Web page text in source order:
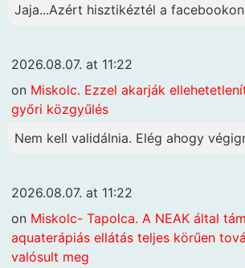
Jaja...Azért hisztikéztél a
2026.08.07. at 11:22
on Miskolc. Ezzel akarják
győri közgyűlés
Nem kell validálnia. Elég ahogy
2026.08.07. at 11:22
on Miskolc- Tapolca. A NEAK által
aquaterápiás ellátás teljes körűen
valósult meg